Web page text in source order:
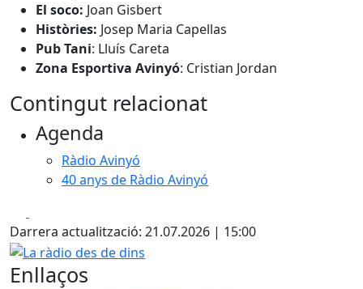
El soco: Joan Gisbert
Històries: Josep Maria Capellas
Pub Tani: Lluís Careta
Zona Esportiva Avinyó: Cristian Jordan
Contingut relacionat
Agenda
Ràdio Avinyó
40 anys de Ràdio Avinyó
Darrera actualització: 21.07.2026 | 15:00
La ràdio des de dins
Enllaços